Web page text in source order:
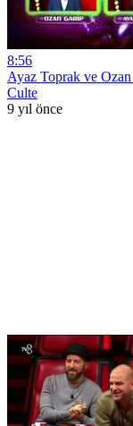
8:56
Ayaz Toprak ve
Culte
9 yıl önce